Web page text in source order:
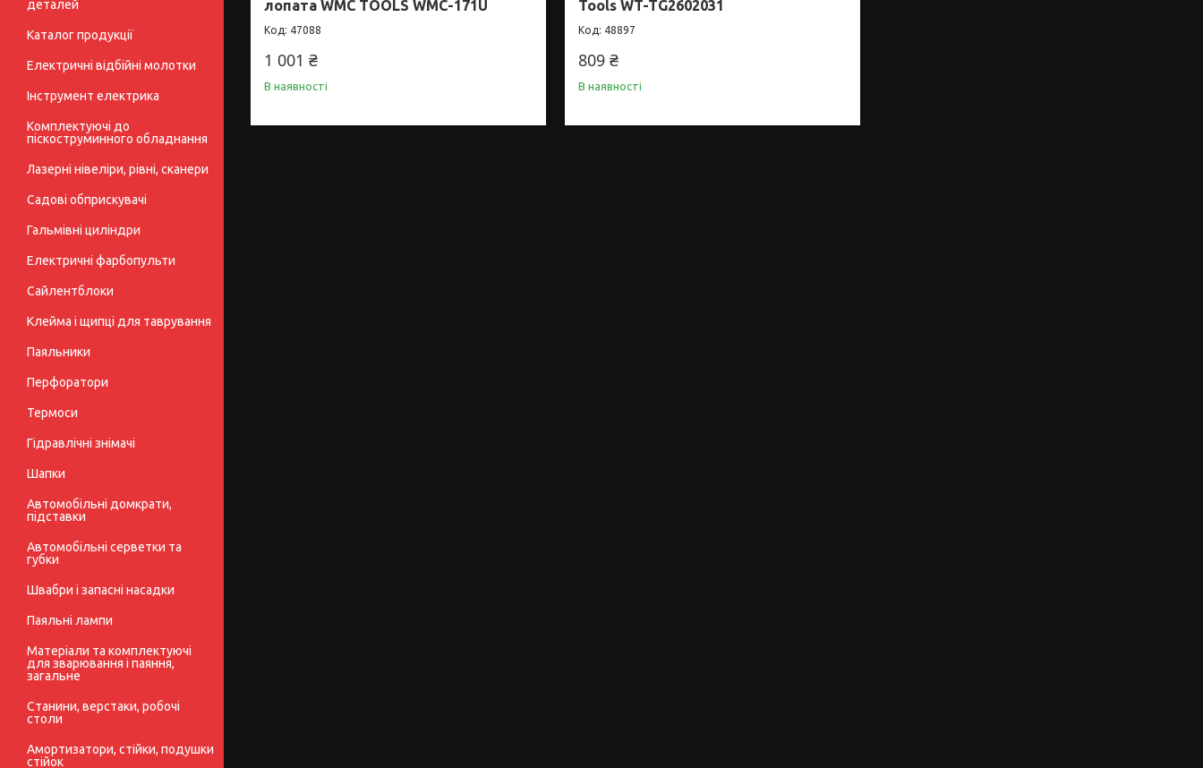
лопата WMC TOOLS WMC-171U
47088
1 001 ₴
В наявності
Tools WT-TG2602031
48897
809 ₴
В наявності
деталей
Каталог продукції
Електричні відбійні молотки
Інструмент електрика
Комплектуючі до
піскоструминного обладнання
Лазерні нівеліри, рівні, сканери
Садові обприскувачі
Гальмівні циліндри
Електричні фарбопульти
Сайлентблоки
Клейма і щипці для таврування
Паяльники
Перфоратори
Термоси
Гідравлічні знімачі
Шапки
Автомобільні домкрати,
підставки
Автомобільні серветки та
губки
Швабри і запасні насадки
Паяльні лампи
Матеріали та комплектуючі
для зварювання і паяння,
загальне
Станини, верстаки, робочі
столи
Амортизатори, стійки, подушки
стійок